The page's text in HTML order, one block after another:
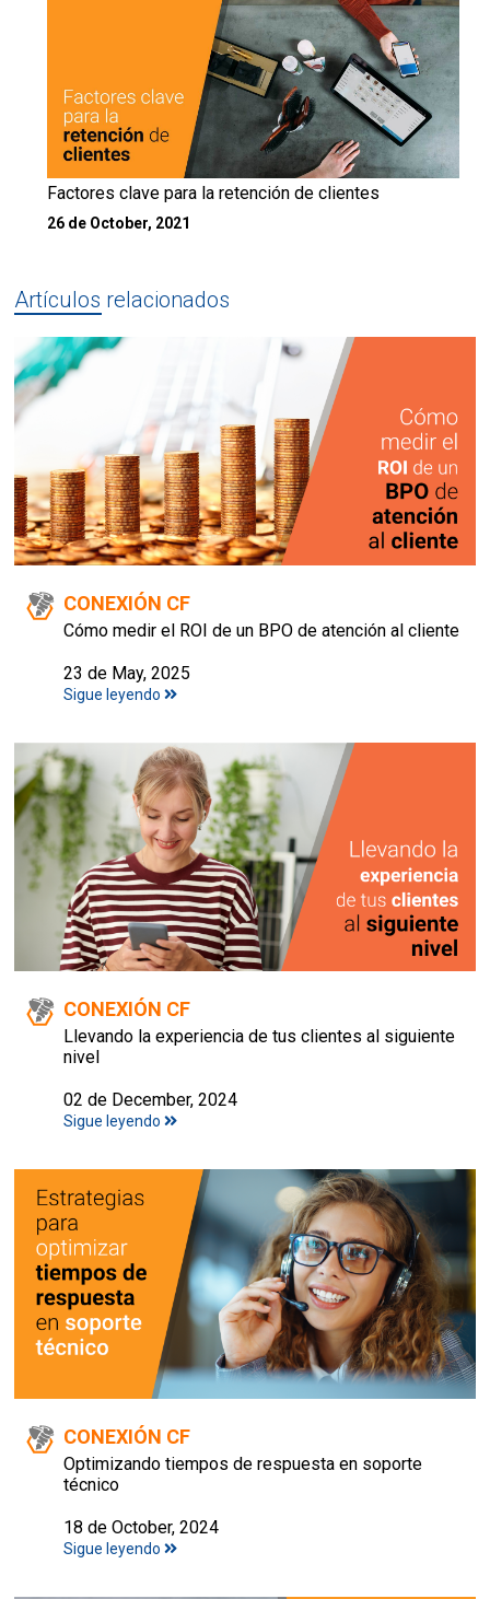
Factores clave para la retención de clientes
26 de October, 2021
Artículos relacionados
CONEXIÓN CF
Cómo medir el ROI de un BPO de atención al cliente
23 de May, 2025
Sigue leyendo
CONEXIÓN CF
Llevando la experiencia de tus clientes al siguiente
nivel
02 de December, 2024
Sigue leyendo
CONEXIÓN CF
Optimizando tiempos de respuesta en soporte
técnico
18 de October, 2024
Sigue leyendo